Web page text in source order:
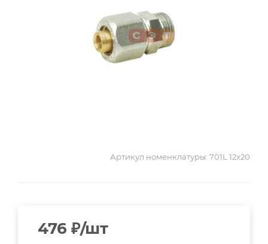
Артикул номенклатуры: 701L 12x20
476 ₽/шт